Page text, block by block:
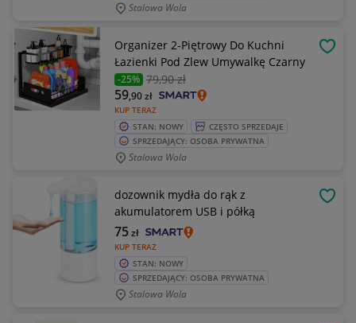
Stalowa Wola
Organizer 2-Piętrowy Do Kuchni
Łazienki Pod Zlew Umywalkę Czarny
-25% 79,90 zł
KUP TERAZ
59,90zł
STAN: NOWY
CZĘSTO SPRZEDAJE
SPRZEDAJĄCY: OSOBA PRYWATNA
Stalowa Wola
dozownik mydła do rąk z
akumulatorem USB i półką
KUP TERAZ
75zł
STAN: NOWY
SPRZEDAJĄCY: OSOBA PRYWATNA
Stalowa Wola